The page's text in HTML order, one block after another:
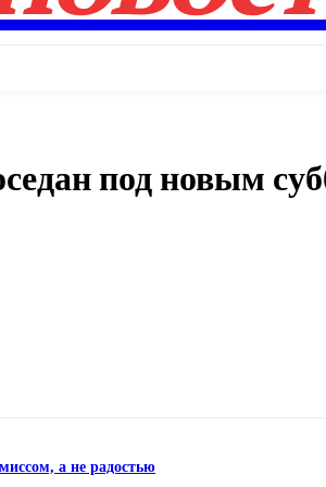
под новым
а не радостью